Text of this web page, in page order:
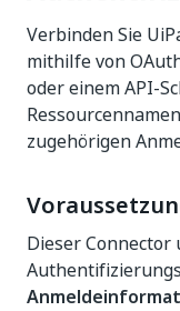
Verbinden Sie
mithilfe von
oder einem API-
zugehörigen
Dieser